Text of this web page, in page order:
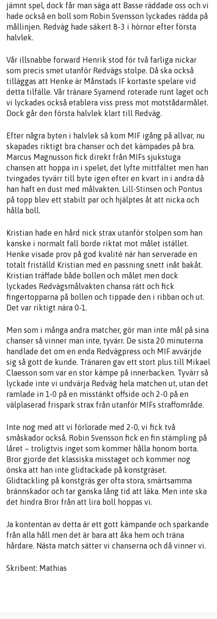
jämnt spel, dock får man säga att Basse räddade oss och vi
hade också en boll som Robin Svensson lyckades rädda på
mållinjen. Redväg hade säkert 8-3 i hörnor efter första
halvlek.
Vår illsnabbe forward Henrik stod för två farliga nickar
som precis smet utanför Redvägs stolpe. Då ska också
tilläggas att Henke är Månstads IF kortaste spelare vid
detta tilfälle. Vår tränare Syamend roterade runt laget och
vi lyckades också etablera viss press mot motstådarmålet.
Dock går den första halvlek klart till Redväg.
Efter några byten i halvlek så kom MIF igång på allvar, nu
skapades riktigt bra chanser och det kämpades på bra.
Marcus Magnusson fick direkt från MIFs sjukstuga
chansen att hoppa in i spelet, det lyfte mittfältet men han
tvingades tyvärr till byte igen efter en kvart in i andra då
han haft en dust med målvakten. Lill-Stinsen och Pontus
på topp blev ett stabilt par och hjälptes åt att nicka och
hålla boll.
Kristian hade en hård nick strax utanför stolpen som han
kanske i normalt fall borde riktat mot målet istället.
Henke visade prov på god kvalité när han serverade en
totalt friställd Kristian med en passning snett inåt bakåt.
Kristian träffade både bollen och målet men dock
lyckades Redvägsmålvakten chansa rätt och fick
fingertopparna på bollen och tippade den i ribban och ut.
Det var riktigt nära 0-1.
Men som i många andra matcher, gör man inte mål på sina
chanser så vinner man inte, tyvärr. De sista 20 minuterna
handlade det om en enda Redvägpress och MIF avvärjde
sig så gott de kunde. Tränaren gav ett stort plus till Mikael
Claesson som var en stor kämpe på innerbacken. Tyvärr så
lyckade inte vi undvärja Redväg hela matchen ut, utan det
ramlade in 1-0 på en misstänkt offside och 2-0 på en
välplaserad frispark strax från utanför MIFs straffområde.
Inte nog med att vi förlorade med 2-0, vi fick två
småskador också. Robin Svensson fick en fin stämpling på
låret – troligtvis inget som kommer hålla honom borta.
Bror gjorde det klassiska misstaget och kommer nog
önska att han inte glidtackade på konstgräset.
Glidtackling på konstgräs ger ofta stora, smärtsamma
brännskador och tar ganska lång tid att läka. Men inte ska
det hindra Bror från att lira boll hoppas vi.
Ja kontentan av detta är ett gott kämpande och sparkande
från alla håll men det är bara att åka hem och träna
hårdare. Nästa match sätter vi chanserna och då vinner vi.
Skribent: Mathias